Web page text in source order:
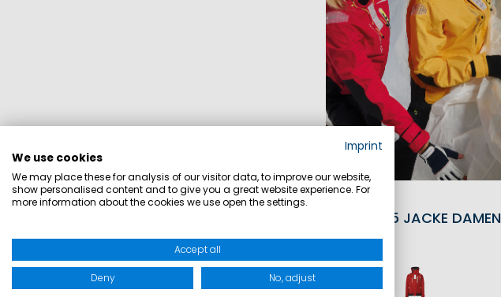
HOBART 5 JACKE DAMEN
Imprint
We use cookies
We may place these for analysis of our visitor data, to improve our website,
show personalised content and to give you a great website experience. For
more information about the cookies we use open the settings.
Accept all
Deny No, adjust